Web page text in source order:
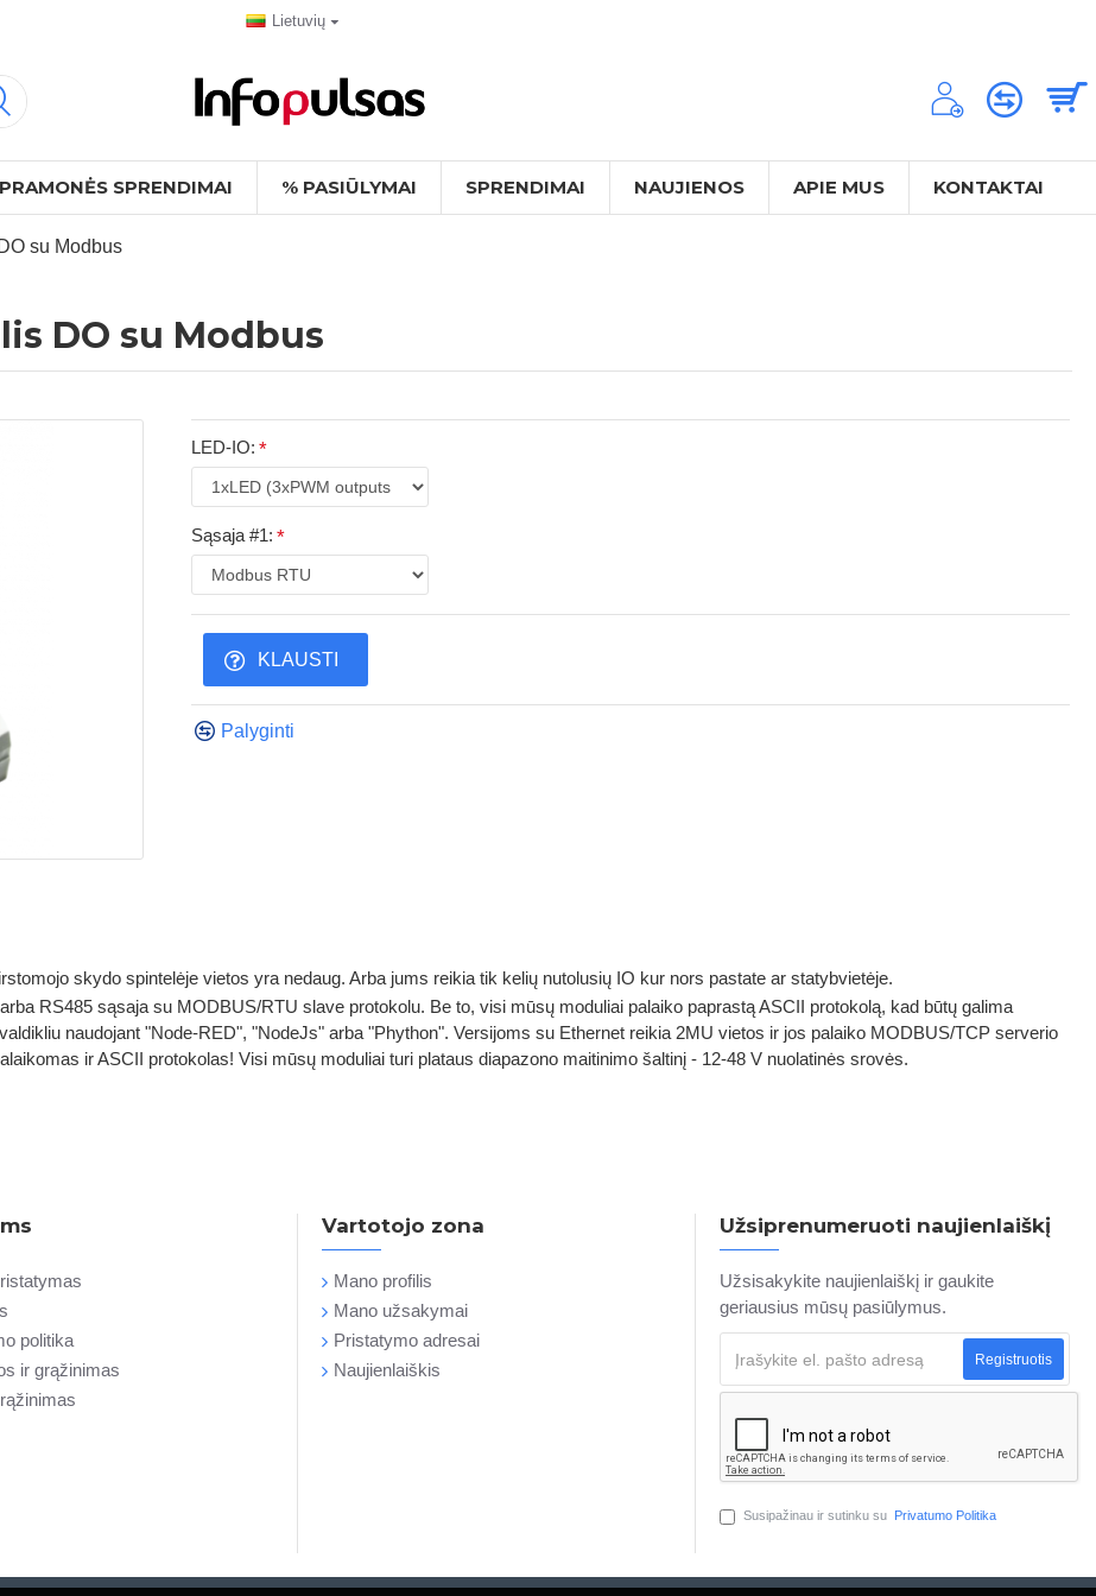
Lietuvių
PRAMONĖS SPRENDIMAI % PASIŪLYMAI SPRENDIMAI NAUJIENOS APIE MUS KONTAKTAI
su Modbus
DO su Modbus
LED-IO:
Sąsaja #1:
KLAUSTI
Palyginti
skydo spintelėje vietos yra nedaug. Arba jums reikia tik kelių nutolusių IO kur nors pastate ar statybvietėje.
RS485 sąsaja su MODBUS/RTU slave protokolu. Be to, visi mūsų moduliai palaiko paprastą ASCII protokolą, kad būtų galima
naudojant "Node-RED", "NodeJs" arba "Phython". Versijoms su Ethernet reikia 2MU vietos ir jos palaiko MODBUS/TCP serverio
ir ASCII protokolas! Visi mūsų moduliai turi plataus diapazono maitinimo šaltinį - 12-48 V nuolatinės srovės.
politika
ir grąžinimas
Vartotojo zona
Mano profilis
Mano užsakymai
Pristatymo adresai
Naujienlaiškis
Užsiprenumeruoti naujienlaiškį
Užsisakykite naujienlaiškį ir gaukite
geriausius mūsų pasiūlymus.
Registruotis
Susipažinau ir sutinku su Privatumo Politika